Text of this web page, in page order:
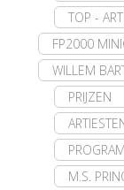
TOP -
FP2000
WILLEM
PRIJZEN
M.S.